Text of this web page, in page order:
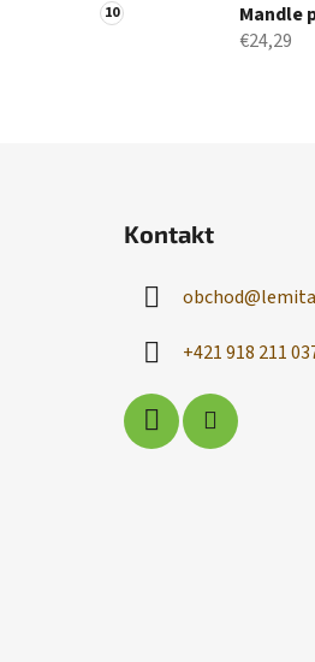
Mandle
€24,29
Kontakt
obchod@
+421 918 211